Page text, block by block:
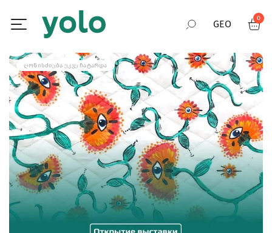
GEO
RUS
ENG
0
ᲦᲝᲜᲘᲡᲫᲘᲔᲑᲐ ᲣᲙᲕᲔ ᲩᲐᲢᲐᲠᲓᲐ